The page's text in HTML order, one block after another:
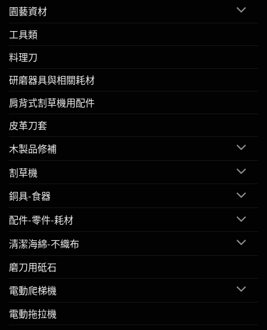
園藝資材
工具類
料理刀
研磨器具與相關耗材
肩背式割草機用配件
皮革刀套
木製品修補
割草機
銅具-食器
配件-零件-耗材
清潔海綿-不織布
磨刀用砥石
電動爬梯機
電動拖拉機